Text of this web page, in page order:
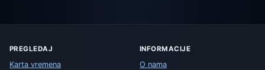
PREGLEDAJ
Karta vremena
INFORMACIJE
O nama